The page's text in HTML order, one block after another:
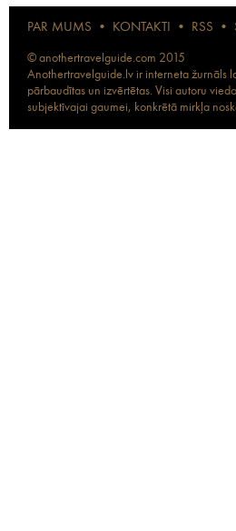
PAR MUMS • KONTAKTI • RSS •
© anothertravelguide.com 2015
Anothertravelguide.lv ir interneta žurnāls
pārbaudītas un izvērtētas. Visi autoru
subjektīvajai gaumei, konkrētā mirkļa